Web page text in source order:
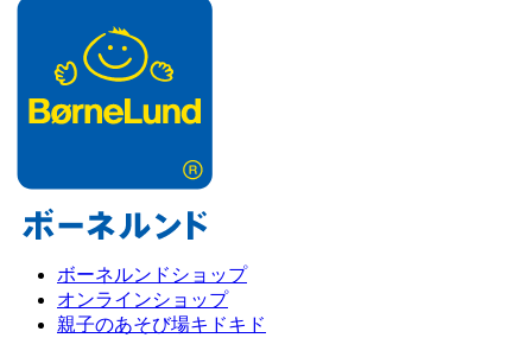
ボーネルンドショップ
オンラインショップ
親子のあそび場キドキド